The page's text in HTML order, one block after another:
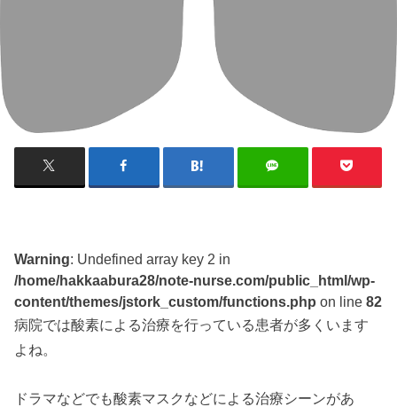
Warning: Undefined array key 2 in
/home/hakkaabura28/note-nurse.com/public_html/wp-
content/themes/jstork_custom/functions.php on line82
病院では酸素による治療を行っている患者が多くいます
よね。
ドラマなどでも酸素マスクなどによる治療シーンがあ